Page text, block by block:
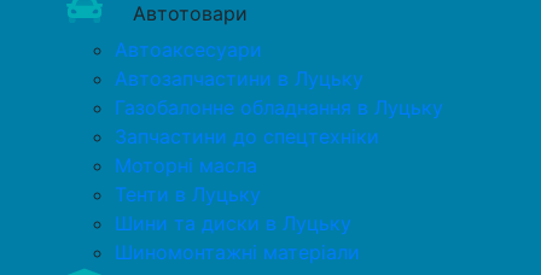
Автотовари
Автоаксесуари
Автозапчастини в Луцьку
Газобалонне обладнання в Луцьку
Запчастини до спецтехніки
Моторні масла
Тенти в Луцьку
Шини та диски в Луцьку
Шиномонтажні матеріали